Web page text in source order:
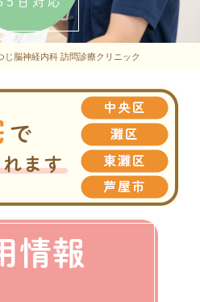
じ脳神経内科 訪問診療クリニック
情報